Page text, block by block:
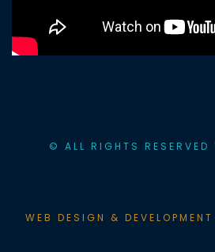
© ALL RIGHTS RESERVED
WEB DESIGN &